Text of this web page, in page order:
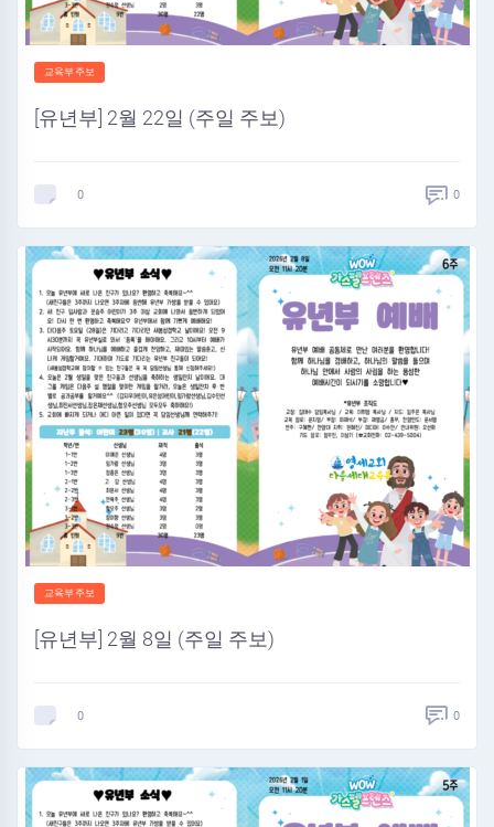
교육부주보
[유년부] 2월 22일 (주일 주보)
0 0
교육부주보
[유년부] 2월 8일 (주일 주보)
0 0